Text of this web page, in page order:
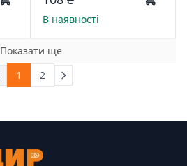
В наявності
Показати ще
1
2